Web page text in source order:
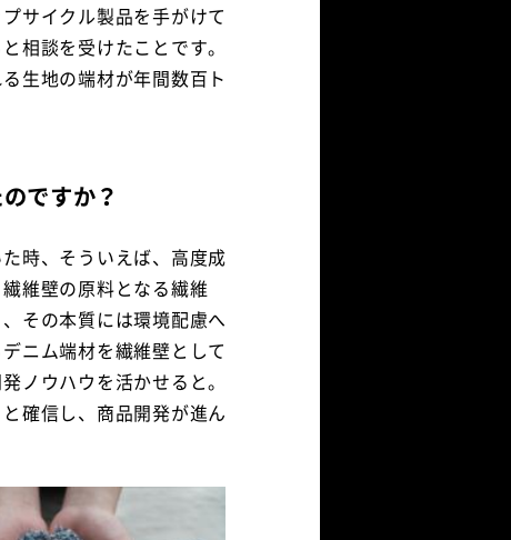
サイクル製品を手がけて
相談を受けたことです。
生地の端材が年間数百ト
ですか？
時、そういえば、高度成
維壁の原料となる繊維
その本質には環境配慮へ
ニム端材を繊維壁として
ノウハウを活かせると。
確信し、商品開発が進ん